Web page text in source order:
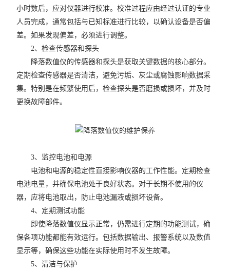
小时数后，应对仪器进行校准。校准过程应由经过认证的专业
人员完成，通常包括与已知标准进行比较，以确认设备是否偏
差。如果发现偏差，必须进行调整。
2、检查传感器和探头
降落数值仪的传感器和探头是获取关键数据的核心部分。
定期检查传感器是否清洁，避免污垢、灰尘或腐蚀影响数据采
集。特别是在频繁使用后，检查探头是否磨损或损坏，并及时
更换故障部件。
3、监控电池和电源
电池和电源的稳定性直接影响仪器的工作性能。定期检查
电池电量，并确保电池处于良好状态。对于长期不使用的仪
器，应将电池取出，防止电池漏液或损坏设备。
4、定期测试功能
即使降落数值仪显示正常，仍需进行定期的功能测试，确
保各项功能都能有效运行。包括数据输出、报警系统以及数值
显示等，确保这些功能在实际使用时不发生故障。
5、清洁与保护